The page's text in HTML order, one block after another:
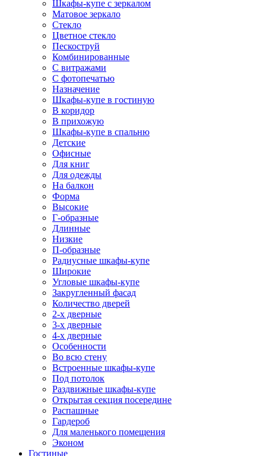
Шкафы-купе с зеркалом
Матовое зеркало
Стекло
Цветное стекло
Пескоструй
Комбинированные
С витражами
С фотопечатью
Назначение
Шкафы-купе в гостиную
В коридор
В прихожую
Шкафы-купе в спальню
Детские
Офисные
Для книг
Для одежды
На балкон
Форма
Высокие
Г-образные
Длинные
Низкие
П-образные
Радиусные шкафы-купе
Широкие
Угловые шкафы-купе
Закругленный фасад
Количество дверей
2-х дверные
3-х дверные
4-х дверные
Особенности
Во всю стену
Встроенные шкафы-купе
Под потолок
Раздвижные шкафы-купе
Открытая секция посередине
Распашные
Гардероб
Для маленького помещения
Эконом
Гостиные